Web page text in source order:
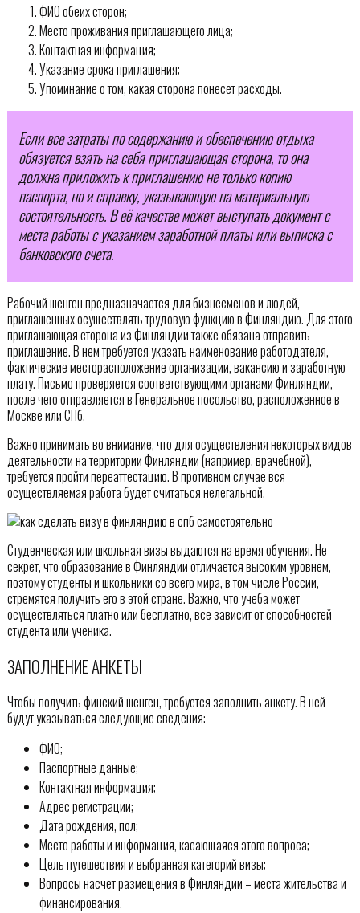
ФИО обеих сторон;
Место проживания приглашающего лица;
Контактная информация;
Указание срока приглашения;
Упоминание о том, какая сторона понесет расходы.
Если все затраты по содержанию и обеспечению отдыха
обязуется взять на себя приглашающая сторона, то она
должна приложить к приглашению не только копию
паспорта, но и справку, указывающую на материальную
состоятельность. В её качестве может выступать документ с
места работы с указанием заработной платы или выписка с
банковского счета.
Рабочий шенген предназначается для бизнесменов и людей,
приглашенных осуществлять трудовую функцию в Финляндию. Для этого
приглашающая сторона из Финляндии также обязана отправить
приглашение. В нем требуется указать наименование работодателя,
фактические месторасположение организации, вакансию и заработную
плату. Письмо проверяется соответствующими органами Финляндии,
после чего отправляется в Генеральное посольство, расположенное в
Москве или СПб.
Важно принимать во внимание, что для осуществления некоторых видов
деятельности на территории Финляндии (например, врачебной),
требуется пройти переаттестацию. В противном случае вся
осуществляемая работа будет считаться нелегальной.
Студенческая или школьная визы выдаются на время обучения. Не
секрет, что образование в Финляндии отличается высоким уровнем,
поэтому студенты и школьники со всего мира, в том числе России,
стремятся получить его в этой стране. Важно, что учеба может
осуществляться платно или бесплатно, все зависит от способностей
студента или ученика.
ЗАПОЛНЕНИЕ АНКЕТЫ
Чтобы получить финский шенген, требуется заполнить анкету. В ней
будут указываться следующие сведения:
ФИО;
Паспортные данные;
Контактная информация;
Адрес регистрации;
Дата рождения, пол;
Место работы и информация, касающаяся этого вопроса;
Цель путешествия и выбранная категорий визы;
Вопросы насчет размещения в Финляндии – места жительства и
финансирования.